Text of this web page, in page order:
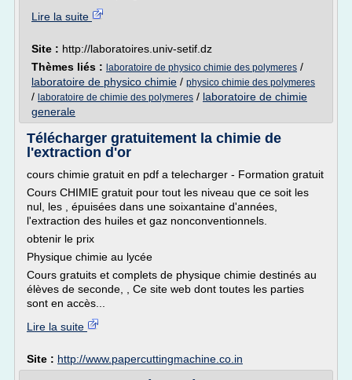
Lire la suite
Site : http://laboratoires.univ-setif.dz
Thèmes liés : laboratoire de physico chimie des polymeres /
laboratoire de physico chimie / physico chimie des polymeres
/ laboratoire de chimie des polymeres / laboratoire de chimie
generale
Télécharger gratuitement la chimie de
l'extraction d'or
cours chimie gratuit en pdf a telecharger - Formation gratuit
Cours CHIMIE gratuit pour tout les niveau que ce soit les
nul, les , épuisées dans une soixantaine d'années,
l'extraction des huiles et gaz nonconventionnels.
obtenir le prix
Physique chimie au lycée
Cours gratuits et complets de physique chimie destinés au
élèves de seconde, , Ce site web dont toutes les parties
sont en accès...
Lire la suite
Site : http://www.papercuttingmachine.co.in